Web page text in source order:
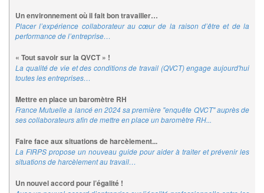
Un environnement où il fait bon travailler…
Placer l’expérience collaborateur au cœur de la raison d’être et de la
performance de l’entreprise…
« Tout savoir sur la QVCT » !
La qualité de vie et des conditions de travail (QVCT) engage aujourd'hui
toutes les entreprises…
Mettre en place un baromètre RH
France Mutuelle a lancé en 2024 sa première "enquête QVCT" auprès de
ses collaborateurs afin de mettre en place un baromètre RH...
Faire face aux situations de harcèlement...
La FIRPS propose un nouveau guide pour aider à traiter et prévenir les
situations de harcèlement au travail…
Un nouvel accord pour l’égalité !